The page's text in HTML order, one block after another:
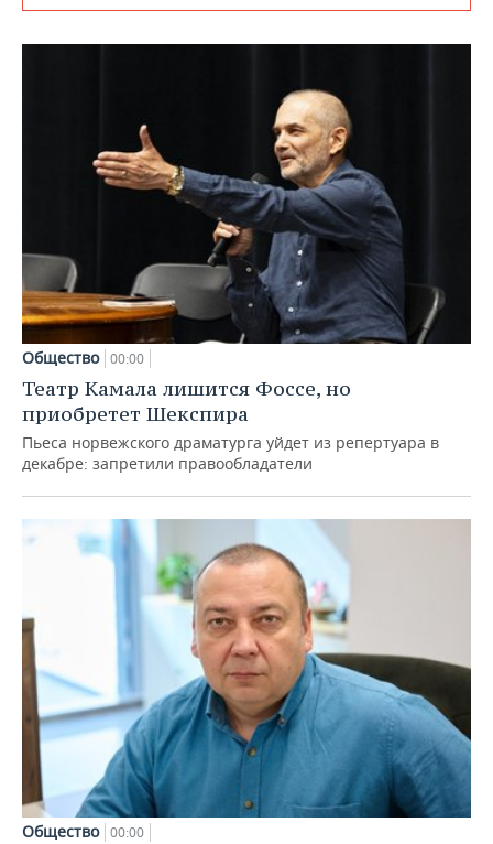
Общество 00:00
Театр Камала лишится Фоссе, но
приобретет Шекспира
Пьеса норвежского драматурга уйдет из репертуара в
декабре: запретили правообладатели
Общество 00:00